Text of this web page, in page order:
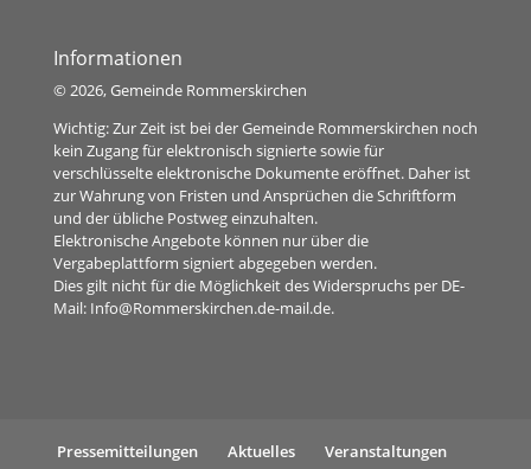
Informationen
© 2026, Gemeinde Rommerskirchen
Wichtig: Zur Zeit ist bei der Gemeinde Rommerskirchen noch
kein Zugang für elektronisch signierte sowie für
verschlüsselte elektronische Dokumente eröffnet. Daher ist
zur Wahrung von Fristen und Ansprüchen die Schriftform
und der übliche Postweg einzuhalten.
Elektronische Angebote können nur über die
Vergabeplattform signiert abgegeben werden.
Dies gilt nicht für die Möglichkeit des Widerspruchs per DE-
Mail: Info@Rommerskirchen.de-mail.de.
Pressemitteilungen Aktuelles
Veranstaltungen